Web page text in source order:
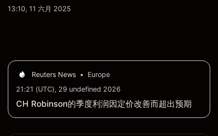
13:10, 11 六月 2025
Reuters News •
Europe
21:21 (UTC), 29 undefined 2026
CH Robinson的季度利润因定价改善而超出预期